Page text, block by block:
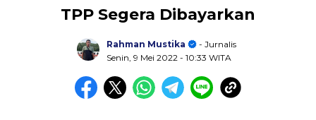
TPP Segera Dibayarkan
Rahman Mustika
- Jurnalis
Senin, 9 Mei 2022 - 10:33 WITA